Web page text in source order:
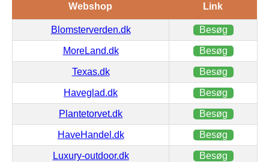
Webshop Link
Blomsterverden.dk Besøg
MoreLand.dk Besøg
Texas.dk Besøg
Haveglad.dk Besøg
Plantetorvet.dk Besøg
HaveHandel.dk Besøg
Luxury-outdoor.dk Besøg